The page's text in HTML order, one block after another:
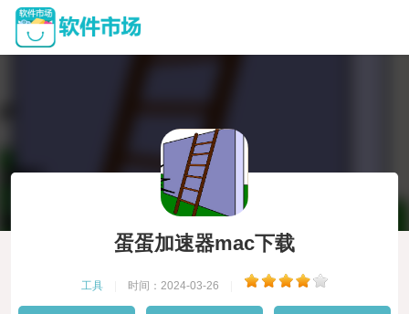
蛋蛋加速器mac下载
工具 时间：2024-03-26